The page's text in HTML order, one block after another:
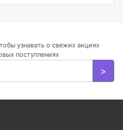
комфорт, и защиту
или DJI Mavic и пр.
узнавать о свежих акциях
поступлениях
>